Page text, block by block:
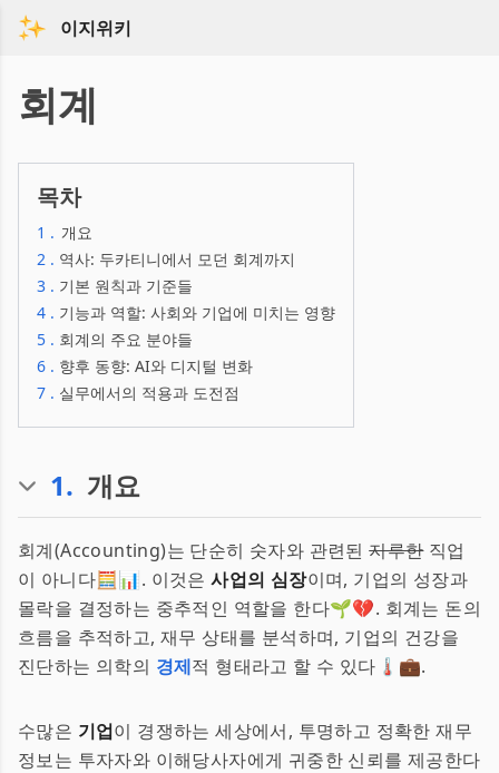
이지위키
회계
목차
1 . 개요
2 . 역사: 두카티니에서 모던 회계까지
3 . 기본 원칙과 기준들
4 . 기능과 역할: 사회와 기업에 미치는 영향
5 . 회계의 주요 분야들
6 . 향후 동향: AI와 디지털 변화
7 . 실무에서의 적용과 도전점
1. 개요
회계(Accounting)는 단순히 숫자와 관련된지루한직업
이 아니다🧮📊. 이것은사업의 심장이며, 기업의 성장과
몰락을 결정하는 중추적인 역할을 한다🌱💔. 회계는 돈의
흐름을 추적하고, 재무 상태를 분석하며, 기업의 건강을
진단하는 의학의 경제적 형태라고 할 수 있다🌡️💼.
수많은 기업이 경쟁하는 세상에서, 투명하고 정확한 재무
정보는 투자자와 이해당사자에게 귀중한 신뢰를 제공한다